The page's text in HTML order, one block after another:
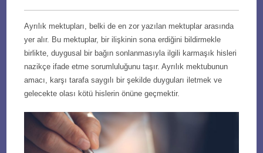
Ayrılık mektupları, belki de en zor yazılan mektuplar arasında
yer alır. Bu mektuplar, bir ilişkinin sona erdiğini bildirmekle
birlikte, duygusal bir bağın sonlanmasıyla ilgili karmaşık hisleri
nazikçe ifade etme sorumluluğunu taşır. Ayrılık mektubunun
amacı, karşı tarafa saygılı bir şekilde duyguları iletmek ve
gelecekte olası kötü hislerin önüne geçmektir.